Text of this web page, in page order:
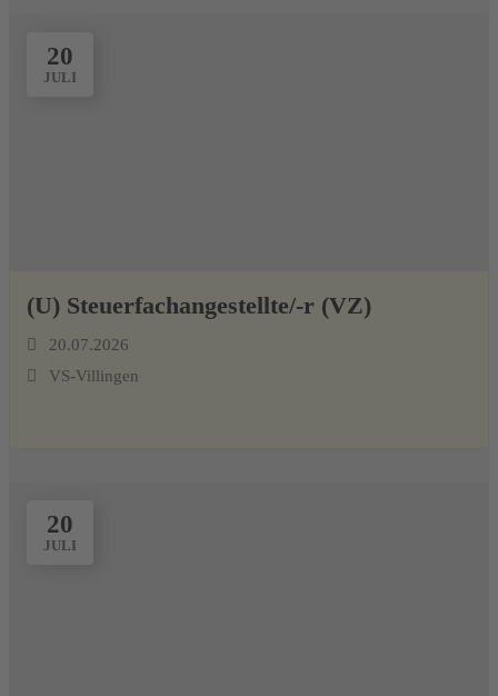
20
JULI
(U) Steuerfachangestellte/-r (VZ)
20.07.2026
VS-Villingen
20
JULI